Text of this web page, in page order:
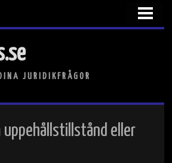
JURIDIKFRÅGOR
uppehållstillstånd eller